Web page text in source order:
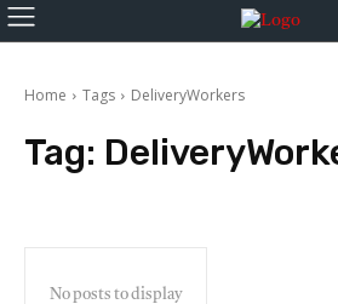
Home Tags DeliveryWorkers
Tag:
No posts to display